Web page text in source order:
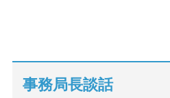
事務局長談話